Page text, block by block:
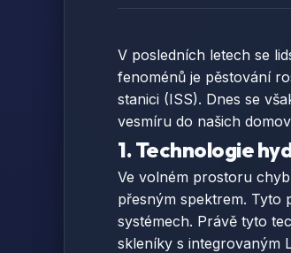
V posledních letech se
fenoménů je pěstování
stanici (ISS). Dnes se
vesmíru do našich
1. Technologie
Ve volném prostoru
přesným spektrem.
systémech. Právě tyto
skleníky s integrovaným